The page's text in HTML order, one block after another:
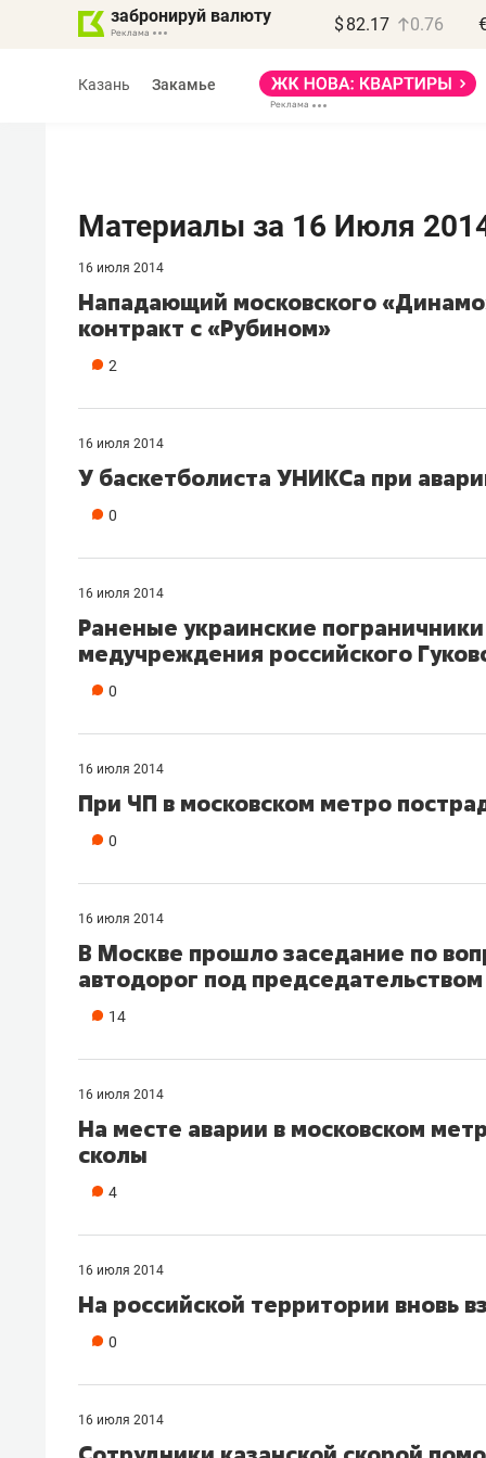
забронируй валюту $ 82.17 0.76
Казань Закамье
Материалы за 16 Июля
16 июля 2014
Нападающий московского
контракт с «Рубином»
2
16 июля 2014
У баскетболиста УНИКСа при
0
16 июля 2014
Раненые украинские
медучреждения российского
0
16 июля 2014
При ЧП в московском метро
0
16 июля 2014
В Москве прошло заседание по
автодорог под
14
16 июля 2014
На месте аварии в московском
сколы
4
16 июля 2014
На российской территории вновь
0
16 июля 2014
МАРТ
потерять минимум
Как бизнесу выйти на зарубежные
Рекомендуем
Оставить шум за волной: как
ЖК «Заря»
когда
свою